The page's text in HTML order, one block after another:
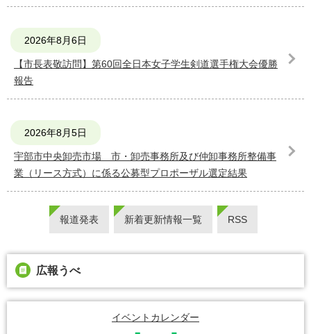
2026年8月6日
【市長表敬訪問】第60回全日本女子学生剣道選手権大会優勝
報告
2026年8月5日
宇部市中央卸売市場 市・卸売事務所及び仲卸事務所整備事
業（リース方式）に係る公募型プロポーザル選定結果
報道発表 新着更新情報一覧 RSS
広報うべ
イベントカレンダー